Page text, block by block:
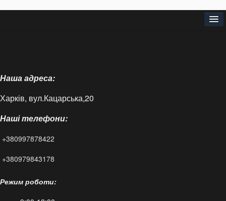
Доставка і оплата
Контакти
Статті
FAQ
Наша адреса:
Харків, вул.Кацарська,20
Наші телефони:
+380997878422
+380979843178
Режим роботи: